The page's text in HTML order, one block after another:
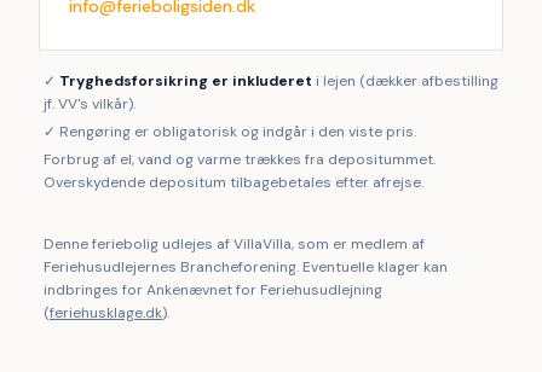
info@ferieboligsiden.dk
✓ Tryghedsforsikring er inkluderet i lejen (dækker afbestilling
jf. VV's vilkår).
✓ Rengøring er obligatorisk og indgår i den viste pris.
Forbrug af el, vand og varme trækkes fra depositummet.
Overskydende depositum tilbagebetales efter afrejse.
Denne feriebolig udlejes af VillaVilla, som er medlem af
Feriehusudlejernes Brancheforening. Eventuelle klager kan
indbringes for Ankenævnet for Feriehusudlejning
(feriehusklage.dk).